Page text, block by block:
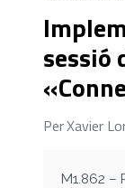
sessió
PerXavier
M1.862 –